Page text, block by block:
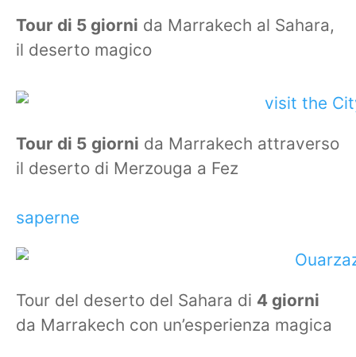
Tour di 5 giorni da Marrakech al Sahara,
il deserto magico
Tour di 5 giorni da Marrakech attraverso
il deserto di Merzouga a Fez
saperne
Tour del deserto del Sahara di 4 giorni
da Marrakech con un’esperienza magica